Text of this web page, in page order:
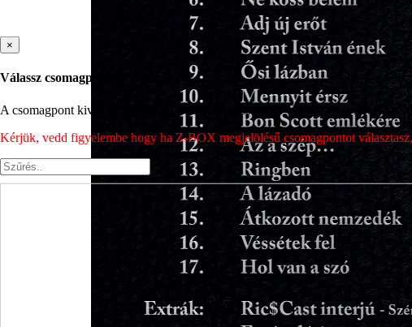
×
Válassz csomagpontot
A csomagpont kiválasztásához írd be az irányítószámot vagy a város nevét,
Kérjük, vedd figyelembe hogy ha Z-BOX megjelölésű csomagpontot